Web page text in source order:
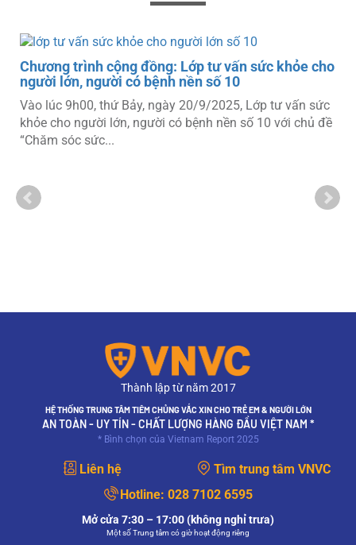
Chương trình cộng đồng: Lớp tư vấn sức khỏe cho
người lớn, người có bệnh nền số 10
Vào lúc 9h00, thứ Bảy, ngày 20/9/2025, Lớp tư vấn sức
khỏe cho người lớn, người có bệnh nền số 10 với chủ đề
“Chăm sóc sức...
Thành lập từ năm 2017
HỆ THỐNG TRUNG TÂM TIÊM CHỦNG VẮC XIN CHO TRẺ EM & NGƯỜI LỚN
AN TOÀN - UY TÍN - CHẤT LƯỢNG HÀNG ĐẦU VIỆT NAM *
* Bình chọn của Vietnam Report 2025
Liên hệ
Tìm trung tâm VNVC
Hotline: 028 7102 6595
Mở cửa 7:30 – 17:00 (không nghỉ trưa)
Một số Trung tâm có giờ hoạt động riêng